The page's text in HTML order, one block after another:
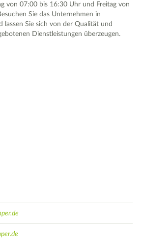
von 07:00 bis 16:30 Uhr und Freitag von
Sie das Unternehmen in
lassen Sie sich von der Qualität und
Dienstleistungen überzeugen.